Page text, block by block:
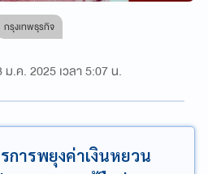
กรุงเทพธุรกิจ
ม.ค. 2025 เวลา 5:07 น.
การพยุงค่าเงินหยวน